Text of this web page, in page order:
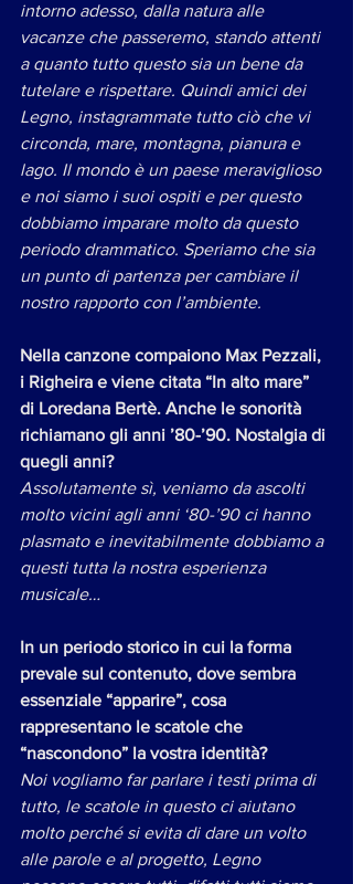
intorno adesso, dalla natura alle
vacanze che passeremo, stando attenti
a quanto tutto questo sia un bene da
tutelare e rispettare. Quindi amici dei
Legno, instagrammate tutto ciò che vi
circonda, mare, montagna, pianura e
lago. Il mondo è un paese meraviglioso
e noi siamo i suoi ospiti e per questo
dobbiamo imparare molto da questo
periodo drammatico. Speriamo che sia
un punto di partenza per cambiare il
nostro rapporto con l’ambiente.
Nella canzone compaiono ​Max Pezzali​,
i ​Righeira ​e viene citata “​In alto mare” ​
di ​Loredana Bertè​. Anche le sonorità
richiamano gli anni ’80-’90. Nostalgia di
quegli anni?
Assolutamente sì, veniamo da ascolti
molto vicini agli anni ‘80-’90 ci hanno
plasmato e inevitabilmente dobbiamo a
questi tutta la nostra esperienza
musicale…
In un periodo storico in cui la forma
prevale sul contenuto, dove sembra
essenziale “apparire”, cosa
rappresentano le scatole che
“nascondono” la vostra identità?
Noi vogliamo far parlare i testi prima di
tutto, le scatole in questo ci aiutano
molto perché si evita di dare un volto
alle parole e al progetto, Legno